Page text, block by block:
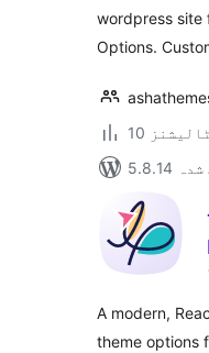
wordpress site
Options.
شدہ
A modern,
theme options